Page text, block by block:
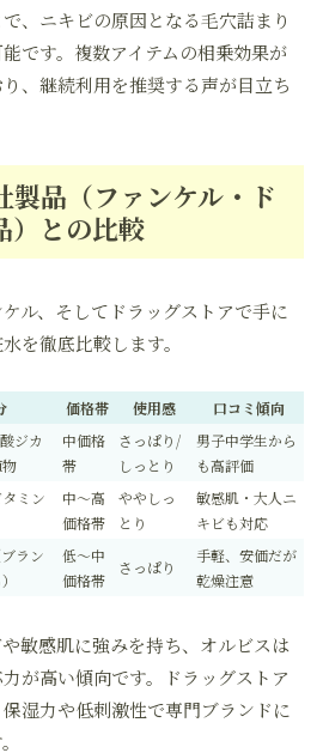
、ニキビの原因となる毛穴詰まり
です。複数アイテムの相乗効果が
、継続利用を推奨する声が目立ち
製品（ファンケル・ド
）との比較
ル、そしてドラッグストアで手に
を徹底比較します。
価格帯 使用感
口コミ傾向
ジカ
中価格
帯
さっぱり/
しっとり
男子中学生から
も高評価
ミン
中〜高
価格帯
ややしっ
とり
敏感肌・大人ニ
キビも対応
ラン
低〜中
価格帯
さっぱり
手軽、安価だが
乾燥注意
敏感肌に強みを持ち、オルビスは
が高い傾向です。ドラッグストア
湿力や低刺激性で専門ブランドに